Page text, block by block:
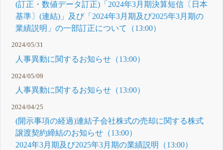
(訂正・数値データ訂正)「2024年3月期決算短信〔日本
基準〕(連結)」及び「2024年3月期及び2025年3月期の
業績説明」の一部訂正について（13:00）
2024/05/31
人事異動に関するお知らせ（13:00）
2024/05/09
人事異動に関するお知らせ（13:00）
2024/04/25
(開示事項の経過)連結子会社株式の売却に関する株式
譲渡契約締結のお知らせ（13:00）
2024年3月期及び2025年3月期の業績説明（13:00）